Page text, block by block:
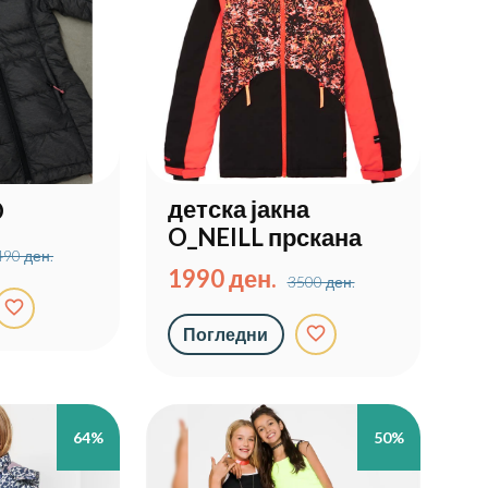
ден.
favorite_border
детска јакна
O_NEILL прскана
1990 ден.
3500 ден.
Погледни favorite_border
64% 50%